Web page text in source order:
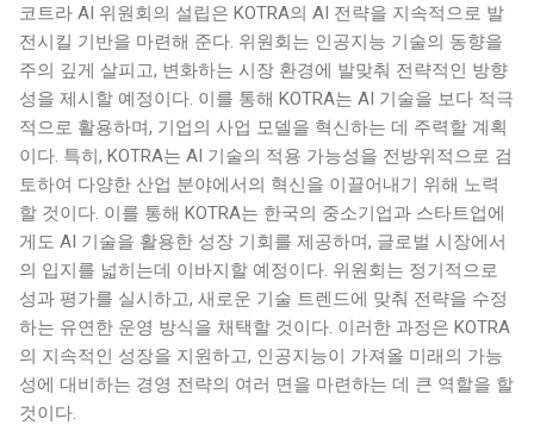
코트라 AI 위원회의 설립은 KOTRA의 AI 전략을 지속적으로 발
전시킬 기반을 마련해 준다. 위원회는 인공지능 기술의 동향을
주의 깊게 살피고, 변화하는 시장 환경에 발맞춰 전략적인 방향
성을 제시할 예정이다. 이를 통해 KOTRA는 AI 기술을 보다 적극
적으로 활용하며, 기업의 사업 모델을 혁신하는 데 주력할 계획
이다. 특히, KOTRA는 AI 기술의 적용 가능성을 전방위적으로 검
토하여 다양한 산업 분야에서의 혁신을 이끌어내기 위해 노력
할 것이다. 이를 통해 KOTRA는 한국의 중소기업과 스타트업에
게도 AI 기술을 활용한 성장 기회를 제공하며, 글로벌 시장에서
의 입지를 넓히는데 이바지할 예정이다. 위원회는 정기적으로
성과 평가를 실시하고, 새로운 기술 트렌드에 맞춰 전략을 수정
하는 유연한 운영 방식을 채택할 것이다. 이러한 과정은 KOTRA
의 지속적인 성장을 지원하고, 인공지능이 가져올 미래의 가능
성에 대비하는 경영 전략의 여러 면을 마련하는 데 큰 역할을 할
것이다.